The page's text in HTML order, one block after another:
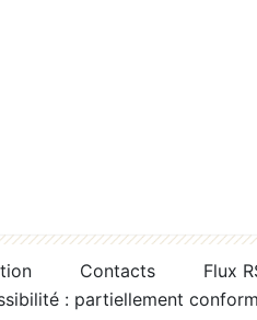
Contacts
Flux
: partiellement